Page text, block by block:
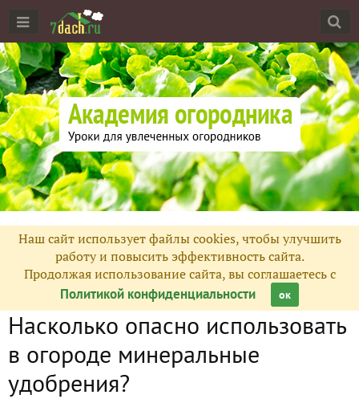
Наш сайт использует файлы cookies, чтобы улучшить
работу и повысить эффективность сайта.
Продолжая использование сайта, вы соглашаетесь с
Политикой конфиденциальности
ок
Насколько опасно использовать
в огороде минеральные
удобрения?